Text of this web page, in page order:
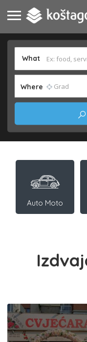
What
Where
Auto Moto